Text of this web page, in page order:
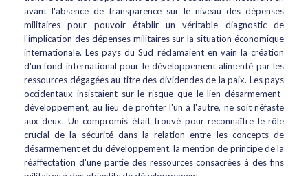
avant l'absence de transparence sur le niveau des dépenses
militaires pour pouvoir établir un véritable diagnostic de
l'implication des dépenses militaires sur la situation économique
internationale. Les pays du Sud réclamaient en vain la création
d'un fond international pour le développement alimenté par les
ressources dégagées au titre des dividendes de la paix. Les pays
occidentaux insistaient sur le risque que le lien désarmement-
développement, au lieu de profiter l'un à l'autre, ne soit néfaste
aux deux. Un compromis était trouvé pour reconnaître le rôle
crucial de la sécurité dans la relation entre les concepts de
désarmement et du développement, la mention de principe de la
réaffectation d'une partie des ressources consacrées à des fins